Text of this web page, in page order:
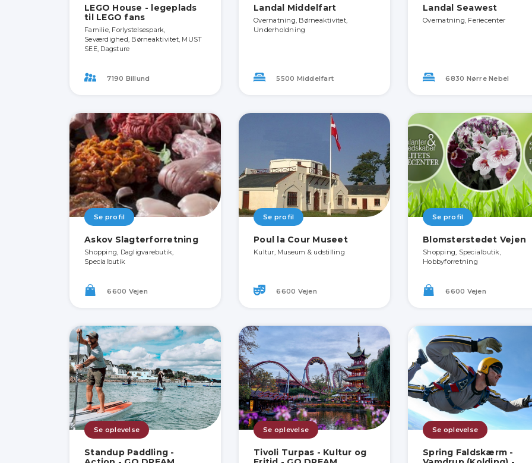
LEGO House - legeplads
til LEGO fans
Familie, Forlystelsespark,
Seværdighed, Børneaktivitet, MUST
SEE, Dagsture
7190 Billund
Landal Middelfart
Overnatning, Børneaktivitet,
Underholdning
5500 Middelfart
Landal Seawest
Overnatning, Feriecenter
6830 Nørre Nebel
Se profil
Askov Slagterforretning
Shopping, Dagligvarebutik,
Specialbutik
6600 Vejen
Se profil
Poul la Cour Museet
Kultur, Museum & udstilling
6600 Vejen
Se profil
Blomsterstedet Vejen
Shopping, Specialbutik,
Hobbyforretning
6600 Vejen
Se oplevelse
Standup Paddling -
Se oplevelse
Tivoli Turpas - Kultur og
Se oplevelse
Spring Faldskærm -